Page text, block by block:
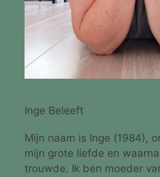
Inge Beleeft
Mijn naam is Inge (1984),
mijn grote liefde en
trouwde. Ik ben moeder